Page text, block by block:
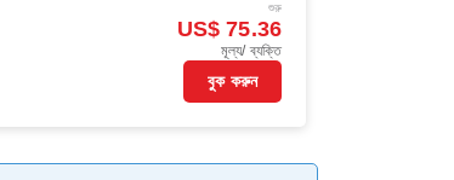
শুরু
US$ 75.36
মূল্য/ ব্যক্তি
বুক করুন